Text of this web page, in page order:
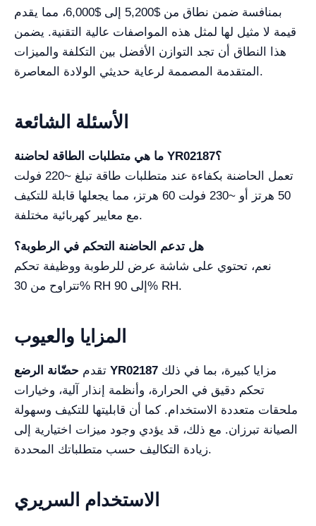
بمنافسة ضمن نطاق من $5,200 إلى $6,000، مما يقدم
قيمة لا مثيل لها لمثل هذه المواصفات عالية التقنية. يضمن
هذا النطاق أن تجد التوازن الأفضل بين التكلفة والميزات
المتقدمة المصممة لرعاية حديثي الولادة المعاصرة.
الأسئلة الشائعة
ما هي متطلبات الطاقة لحاضنة YR02187؟
تعمل الحاضنة بكفاءة عند متطلبات طاقة تبلغ ~220 فولت
50 هرتز أو ~230 فولت 60 هرتز، مما يجعلها قابلة للتكيف
مع معايير كهربائية مختلفة.
هل تدعم الحاضنة التحكم في الرطوبة؟
نعم، تحتوي على شاشة عرض للرطوبة ووظيفة تحكم
تتراوح من 30% RH إلى 90% RH.
المزايا والعيوب
تقدم حضّانة الرضع YR02187
تحكم دقيق في الحرارة، وأنظمة إنذار آلية، وخيارات
ملحقات متعددة الاستخدام. كما أن قابليتها للتكيف وسهولة
الصيانة تبرزان. مع ذلك، قد يؤدي وجود ميزات اختيارية إلى
زيادة التكاليف حسب متطلباتك المحددة.
الاستخدام السريري